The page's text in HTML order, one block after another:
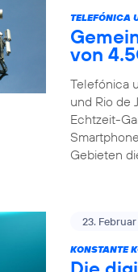
TELEFÓNICA
von
Telefónica
und Rio de
Echtzeit-
Gebieten
23.
KONSTANTE